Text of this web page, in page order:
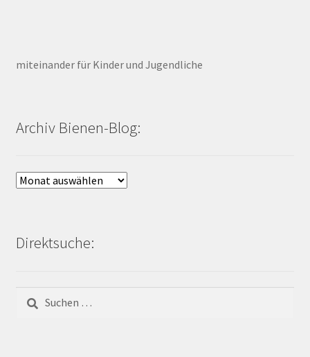
miteinander für Kinder und Jugendliche
Archiv Bienen-Blog:
Archiv
Direktsuche:
Suchen
nach: